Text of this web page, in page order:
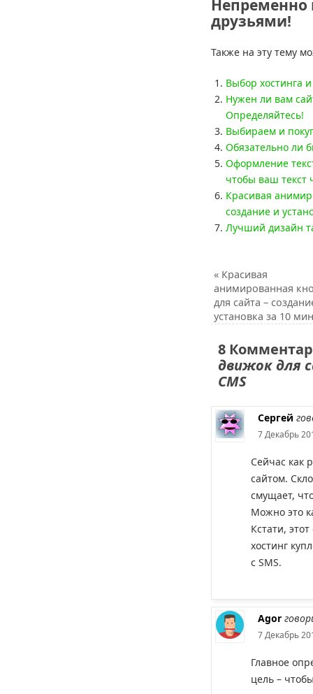
Непременно
друзьями!
Также на эту тему
Выбор хостинга
Нужен ли вам
Определяйтесь!
Выбираем и
Обязательно ли
Оформление
чтобы ваш текст
Красивая
создание и
Лучший дизайн
«Красивая
анимированная
для сайта –
установка за 10
8
движок для
CMS
Сергей
7 Декабрь
Сейчас как
сайтом.
смущает,
Можно это
Кстати,
хостинг
с SMS.
Agor
7 Декабрь
Главное
цель –